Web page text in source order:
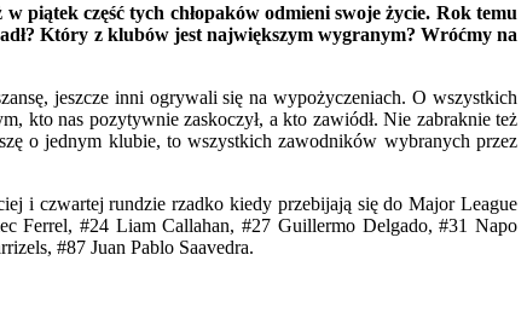
piątek część tych chłopaków odmieni swoje życie. Rok temu
Który z klubów jest największym wygranym? Wróćmy na
jeszcze inni ogrywali się na wypożyczeniach. O wszystkich
kto nas pozytywnie zaskoczył, a kto zawiódł. Nie zabraknie też
o jednym klubie, to wszystkich zawodników wybranych przez
i czwartej rundzie rzadko kiedy przebijają się do Major League
Ferrel, #24 Liam Callahan, #27 Guillermo Delgado, #31 Napo
#87 Juan Pablo Saavedra.